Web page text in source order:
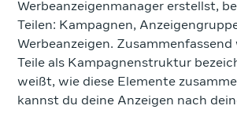
Werbeanzeigenmanager erstellst,
Teilen: Kampagnen,
Werbeanzeigen. Zusammenfassend
Teile als Kampagnenstruktur
weißt, wie diese Elemente
kannst du deine Anzeigen nach